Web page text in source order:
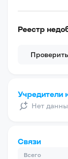
Реестр
Учредители
Нет
Связи
Всего